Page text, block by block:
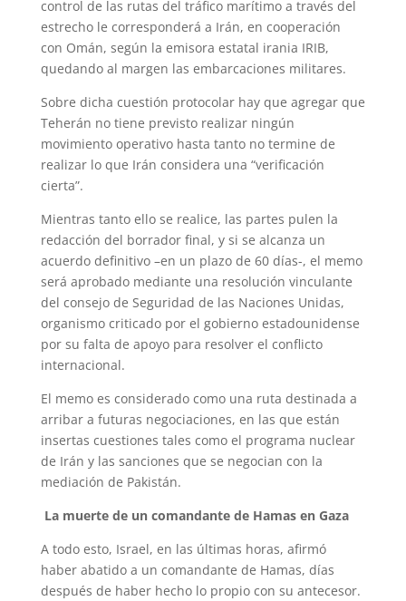
control de las rutas del tráfico marítimo a través del
estrecho le corresponderá a Irán, en cooperación
con Omán, según la emisora estatal irania IRIB,
quedando al margen las embarcaciones militares.
Sobre dicha cuestión protocolar hay que agregar que
Teherán no tiene previsto realizar ningún
movimiento operativo hasta tanto no termine de
realizar lo que Irán considera una “verificación
cierta”.
Mientras tanto ello se realice, las partes pulen la
redacción del borrador final, y si se alcanza un
acuerdo definitivo –en un plazo de 60 días-, el memo
será aprobado mediante una resolución vinculante
del consejo de Seguridad de las Naciones Unidas,
organismo criticado por el gobierno estadounidense
por su falta de apoyo para resolver el conflicto
internacional.
El memo es considerado como una ruta destinada a
arribar a futuras negociaciones, en las que están
insertas cuestiones tales como el programa nuclear
de Irán y las sanciones que se negocian con la
mediación de Pakistán.
La muerte de un comandante de Hamas en Gaza
A todo esto, Israel, en las últimas horas, afirmó
haber abatido a un comandante de Hamas, días
después de haber hecho lo propio con su antecesor.